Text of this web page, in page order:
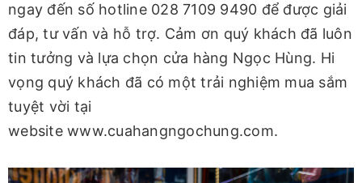
ngay đến số hotline 028 7109 9490 để được giải
đáp, tư vấn và hỗ trợ. Cảm ơn quý khách đã luôn
tin tưởng và lựa chọn cửa hàng Ngọc Hùng. Hi
vọng quý khách đã có một trải nghiệm mua sắm
tuyệt vời tại
website www.cuahangngochung.com.